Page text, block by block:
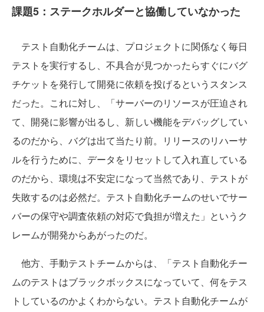
課題5：ステークホルダーと協働していなかった
テスト自動化チームは、プロジェクトに関係なく毎日
テストを実行するし、不具合が見つかったらすぐにバグ
チケットを発行して開発に依頼を投げるというスタンス
だった。これに対し、「サーバーのリソースが圧迫され
て、開発に影響が出るし、新しい機能をデバッグしてい
るのだから、バグは出て当たり前。リリースのリハーサ
ルを行うために、データをリセットして入れ直している
のだから、環境は不安定になって当然であり、テストが
失敗するのは必然だ。テスト自動化チームのせいでサー
バーの保守や調査依頼の対応で負担が増えた」というク
レームが開発からあがったのだ。
他方、手動テストチームからは、「テスト自動化チー
ムのテストはブラックボックスになっていて、何をテス
トしているのかよくわからない。テスト自動化チームが